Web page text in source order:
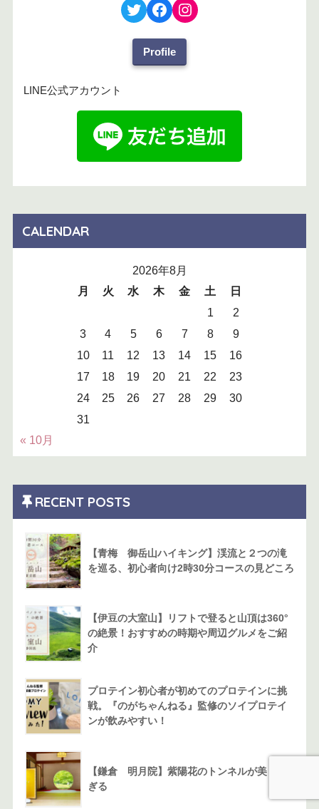
Profile
LINE公式アカウント
CALENDAR
2026年8月
月
火 水 木 金 土
日
1
2
3
4 5 6 7 8
9
10
11 12 13 14 15
16
17
18 19 20 21 22
23
24
25 26 27 28 29
30
31
« 10月
RECENT POSTS
【青梅 御岳山ハイキング】渓流と２つの滝
を巡る、初心者向け2時30分コースの見どころ
【伊豆の大室山】リフトで登ると山頂は360°
の絶景！おすすめの時期や周辺グルメをご紹
介
プロテイン初心者が初めてのプロテインに挑
戦。『のがちゃんねる』監修のソイプロテイ
ンが飲みやすい！
【鎌倉 明月院】紫陽花のトンネルが美しす
ぎる